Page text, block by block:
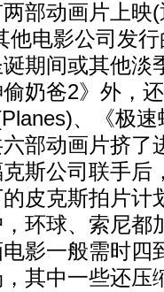
动画片上映(
他电影公司发
期间或其他淡
奶爸2》外，
、《极
部动画片挤了
斯公司联手后
皮克斯拍片计
环球、索尼都
影一般需时四
其中一些还压